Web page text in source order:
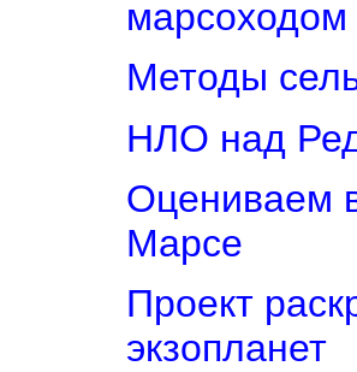
марсоходом
Методы
НЛО над
Оцениваем
Марсе
Проект
экзопланет